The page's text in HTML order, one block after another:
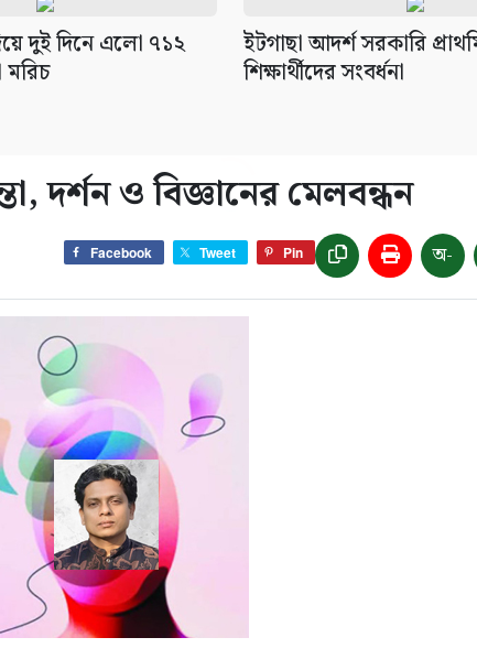
দুই দিনে এলো ৭১২
মরিচ
ইটগাছা আদর্শ সরকারি
শিক্ষার্থীদের সংবর্ধনা
দর্শন ও বিজ্ঞানের মেলবন্ধন
Facebook Tweet Pin অ-